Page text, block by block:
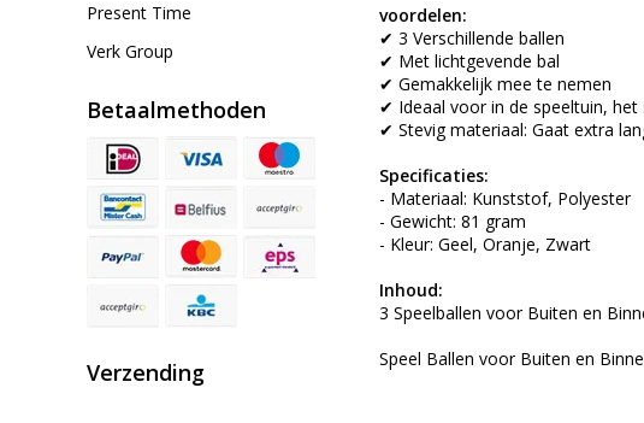
Present Time
Verk Group
Betaalmethoden
Verzending
voordelen:
✔ 3 Verschillende ballen
✔ Met lichtgevende bal
✔ Gemakkelijk mee te nemen
✔ Ideaal voor in de speeltuin,
✔ Stevig materiaal: Gaat extra
Specificaties:
- Materiaal: Kunststof, Polyester
- Gewicht: 81 gram
- Kleur: Geel, Oranje, Zwart
Inhoud:
3 Speelballen voor Buiten en
Speel Ballen voor Buiten en